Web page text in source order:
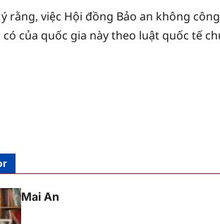
rằng, việc Hội đồng Bảo an không
của quốc gia này theo luật quốc tế
Mai An